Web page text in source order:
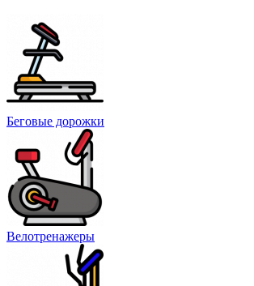
Беговые дорожки
Велотренажеры